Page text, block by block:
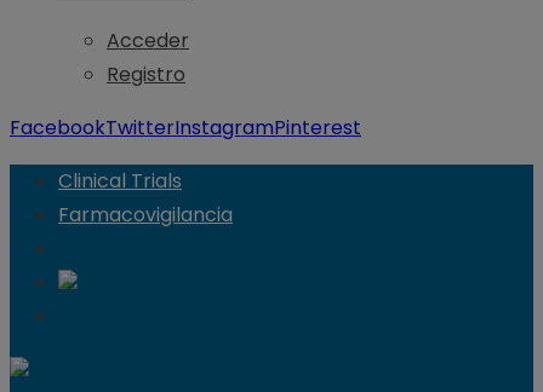
Acceder
Registro
FacebookTwitterInstagramPinterest
Clinical Trials
Farmacovigilancia